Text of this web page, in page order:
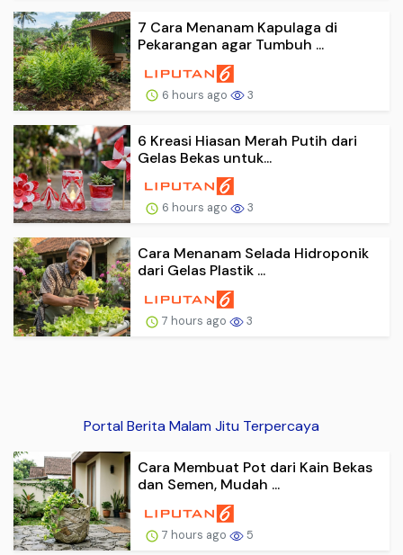
7 Cara Menanam Kapulaga di
Pekarangan agar Tumbuh ...
6 hours ago 3
6 Kreasi Hiasan Merah Putih dari
Gelas Bekas untuk...
6 hours ago 3
Cara Menanam Selada Hidroponik
dari Gelas Plastik ...
7 hours ago 3
Portal Berita Malam Jitu Terpercaya
Cara Membuat Pot dari Kain Bekas
dan Semen, Mudah ...
7 hours ago 5